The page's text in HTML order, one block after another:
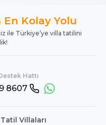
Kolay Yolu
ile Türkiye’ye villa tatilini
Hattı
8607
Villaları